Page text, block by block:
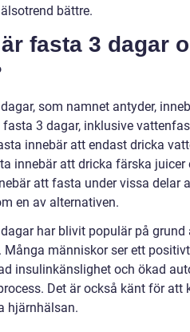
bättre.
fasta 3 dagar
som namnet antyder,
fasta 3 dagar, inklusive
innebär att endast dricka
innebär att dricka färska
att fasta under vissa delar
en av alternativen.
har blivit populär på
Många människor ser ett
insulinkänslighet och ökad
Det är också känt för
hjärnhälsan.